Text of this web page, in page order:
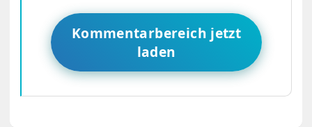
Kommentarbereich jetzt
laden